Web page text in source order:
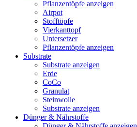
Pflanzentöpfe anzeigen
Airpot
Stofftöpfe
Vierkanttopf
Untersetzer
Pflanzentöpfe anzeigen
Substrate
Substrate anzeigen
Erde
CoCo
Granulat
Steinwolle
Substrate anzeigen
Dünger & Nährstoffe